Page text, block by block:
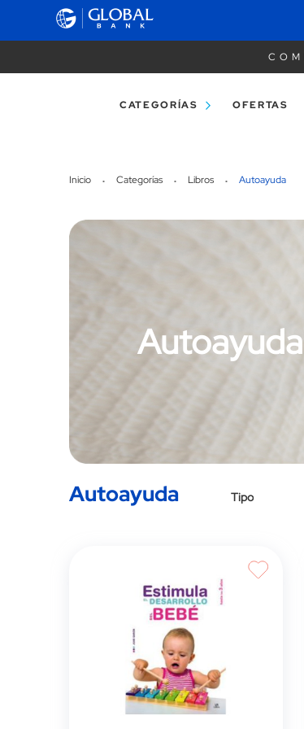
CATEGORÍAS OFERTAS
Inicio Categorías Libros Autoayuda
Autoayuda
Autoayuda Tipo